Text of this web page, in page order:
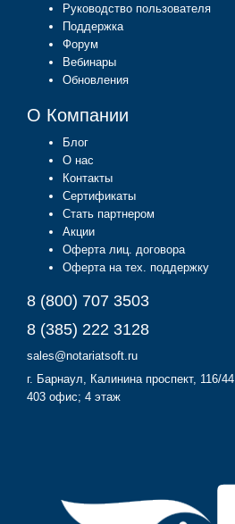
Руководство пользователя
Поддержка
Форум
Вебинары
Обновления
О Компании
Блог
О нас
Контакты
Сертификаты
Стать партнером
Акции
Оферта лиц. договора
Оферта на тех. поддержку
8 (800) 707 3503
8 (385) 222 3128
sales@notariatsoft.ru
г. Барнаул, Калинина проспект, 116/44
403 офис; 4 этаж